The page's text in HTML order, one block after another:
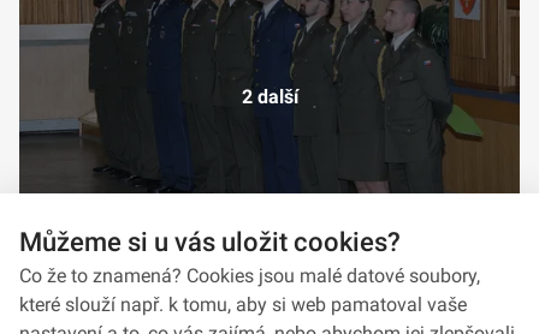
2 další
Můžeme si u vás uložit cookies?
Co že to znamená? Cookies jsou malé datové soubory,
které slouží např. k tomu, aby si web pamatoval vaše